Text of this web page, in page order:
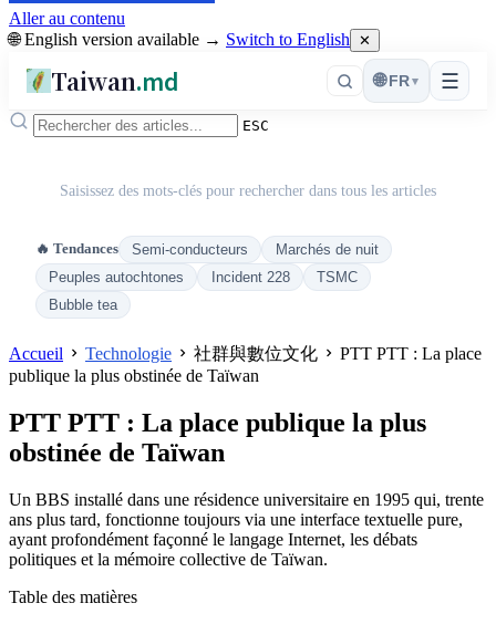
Aller au contenu
🌐 English version available → Switch to English ✕
Taiwan.md ☰
🌐 FR ▾
ESC
Saisissez des mots-clés pour rechercher dans tous les articles
🔥 Tendances Semi-conducteurs
Marchés de nuit
Peuples autochtones
Incident 228
TSMC
Bubble tea
Accueil Technologie 社群與數位文化
PTT PTT : La place
publique la plus obstinée de Taïwan
PTT PTT : La place publique la plus
obstinée de Taïwan
Un BBS installé dans une résidence universitaire en 1995 qui, trente
ans plus tard, fonctionne toujours via une interface textuelle pure,
ayant profondément façonné le langage Internet, les débats
politiques et la mémoire collective de Taïwan.
Table des matières